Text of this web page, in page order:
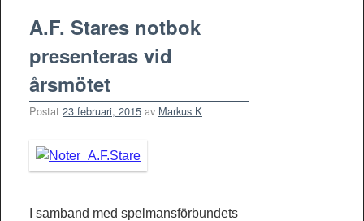
A.F. Stares notbok
presenteras vid
årsmötet
Postat 23 februari, 2015 av Markus K
I samband med spelmansförbundets